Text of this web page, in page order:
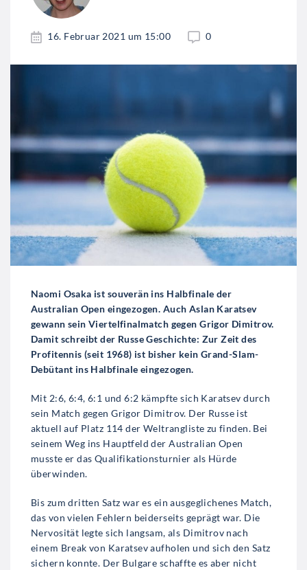
16. Februar 2021 um 15:00 0
Naomi Osaka ist souverän ins Halbfinale der
Australian Open eingezogen. Auch Aslan Karatsev
gewann sein Viertelfinalmatch gegen Grigor Dimitrov.
Damit schreibt der Russe Geschichte: Zur Zeit des
Profitennis (seit 1968) ist bisher kein Grand-Slam-
Debütant ins Halbfinale eingezogen.
Mit 2:6, 6:4, 6:1 und 6:2 kämpfte sich Karatsev durch
sein Match gegen Grigor Dimitrov. Der Russe ist
aktuell auf Platz 114 der Weltrangliste zu finden. Bei
seinem Weg ins Hauptfeld der Australian Open
musste er das Qualifikationsturnier als Hürde
überwinden.
Bis zum dritten Satz war es ein ausgeglichenes Match,
das von vielen Fehlern beiderseits geprägt war. Die
Nervosität legte sich langsam, als Dimitrov nach
einem Break von Karatsev aufholen und sich den Satz
sichern konnte. Der Bulgare schaffte es aber nicht